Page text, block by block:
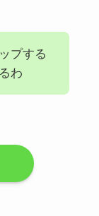
プする
わ